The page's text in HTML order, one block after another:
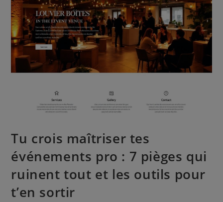
Tu crois maîtriser tes
événements pro : 7 pièges qui
ruinent tout et les outils pour
t’en sortir